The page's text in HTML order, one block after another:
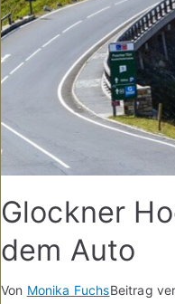
Glockner
dem Auto
Von Monika FuchsBeitrag